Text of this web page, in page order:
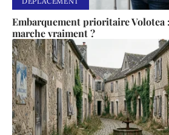
Embarquement prioritaire Volotea
marche vraiment ?